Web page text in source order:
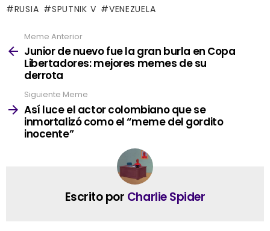
RUSIA SPUTNIK V VENEZUELA
more
Meme Anterior
Junior de nuevo fue la gran burla en Copa
Libertadores: mejores memes de su
derrota
Siguiente Meme
Así luce el actor colombiano que se
inmortalizó como el “meme del gordito
inocente”
Escrito por Charlie Spider